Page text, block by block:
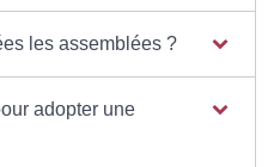
les assemblées ?
adopter une